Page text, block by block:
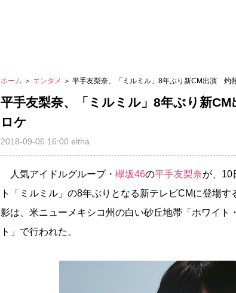
ホーム ＞ エンタメ ＞ 平手友梨奈、「ミルミル」8年ぶり新CM出演 灼
平手友梨奈、「ミルミル」8年ぶり新
ロケ
2018-09-06 16:00 eltha
人気アイドルグループ・ 欅坂46の平手友梨奈が、10
ト「ミルミル」の8年ぶりとなる新テレビCMに登場
影は、米ニューメキシコ州の白い砂丘地帯「ホワイト
ト」で行われた。